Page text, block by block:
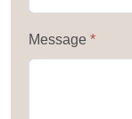
Message *